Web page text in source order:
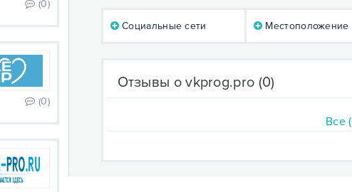
(0)
(0)
Социальные сети Местоположение
Отзывы о vkprog.pro (0)
Все